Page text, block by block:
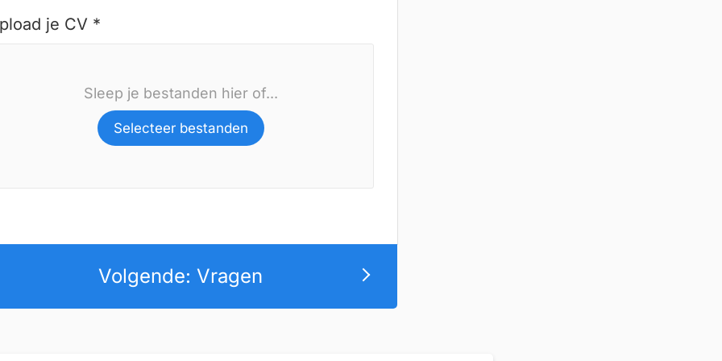
je CV *
Sleep je bestanden hier of...
Selecteer bestanden
Volgende: Vragen